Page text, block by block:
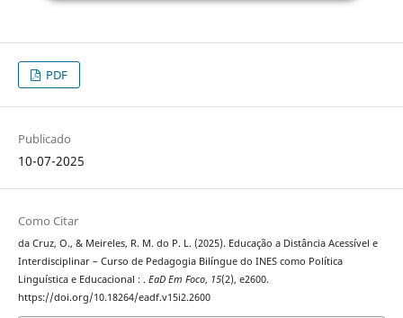
PDF
Publicado
10-07-2025
Como Citar
da Cruz, O., & Meireles, R. M. do P. L. (2025). Educação a Distância Acessível e
Interdisciplinar – Curso de Pedagogia Bilíngue do INES como Política
Linguística e Educacional : . EaD Em Foco, 15(2), e2600.
https://doi.org/10.18264/eadf.v15i2.2600